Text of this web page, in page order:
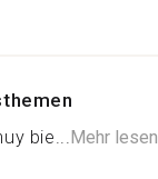
bie...Mehr lesen